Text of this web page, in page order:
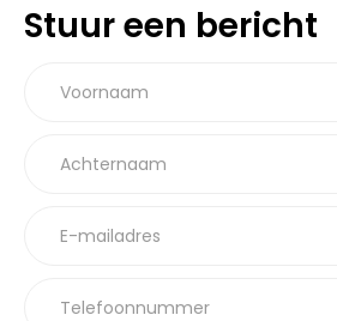
Stuur een bericht
Voornaam
Achternaam
E-mailadres
Telefoonnummer